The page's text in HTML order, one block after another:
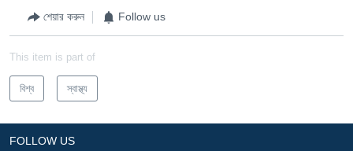
শেয়ার করুন Follow us
This item is part of
বিশ্ব স্বাস্থ্য
FOLLOW US